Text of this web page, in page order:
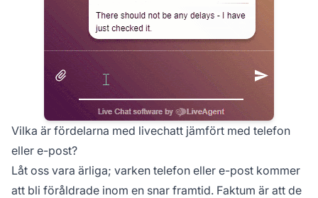
Vilka är fördelarna med livechatt jämfört med telefon
eller e-post?
Låt oss vara ärliga; varken telefon eller e-post kommer
att bli föråldrade inom en snar framtid. Faktum är att de